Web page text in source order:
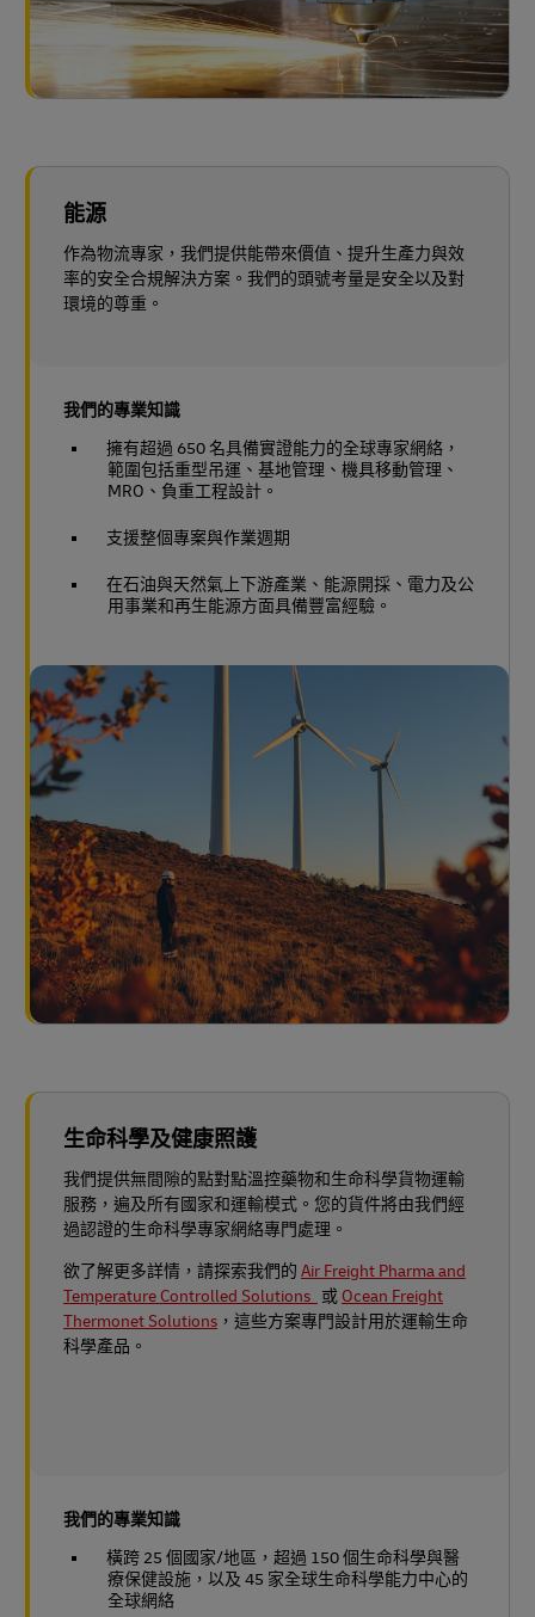
能源
作為物流專家，我們提供能帶來價值、提升生產力與效
率的安全合規解決方案。我們的頭號考量是安全以及對
環境的尊重。
我們的專業知識
擁有超過 650 名具備實證能力的全球專家網絡，
範圍包括重型吊運、基地管理、機具移動管理、
MRO、負重工程設計。
支援整個專案與作業週期
在石油與天然氣上下游產業、能源開採、電力及公
用事業和再生能源方面具備豐富經驗。
生命科學及健康照護
我們提供無間隙的點對點溫控藥物和生命科學貨物運輸
服務，遍及所有國家和運輸模式。您的貨件將由我們經
過認證的生命科學專家網絡專門處理。
欲了解更多詳情，請探索我們的 Air Freight Pharma and
Temperature Controlled Solutions 或 Ocean Freight
Thermonet Solutions ，這些方案專門設計用於運輸生命
科學產品。
我們的專業知識
橫跨 25 個國家/地區，超過 150 個生命科學與醫
療保健設施，以及 45 家全球生命科學能力中心的
全球網絡